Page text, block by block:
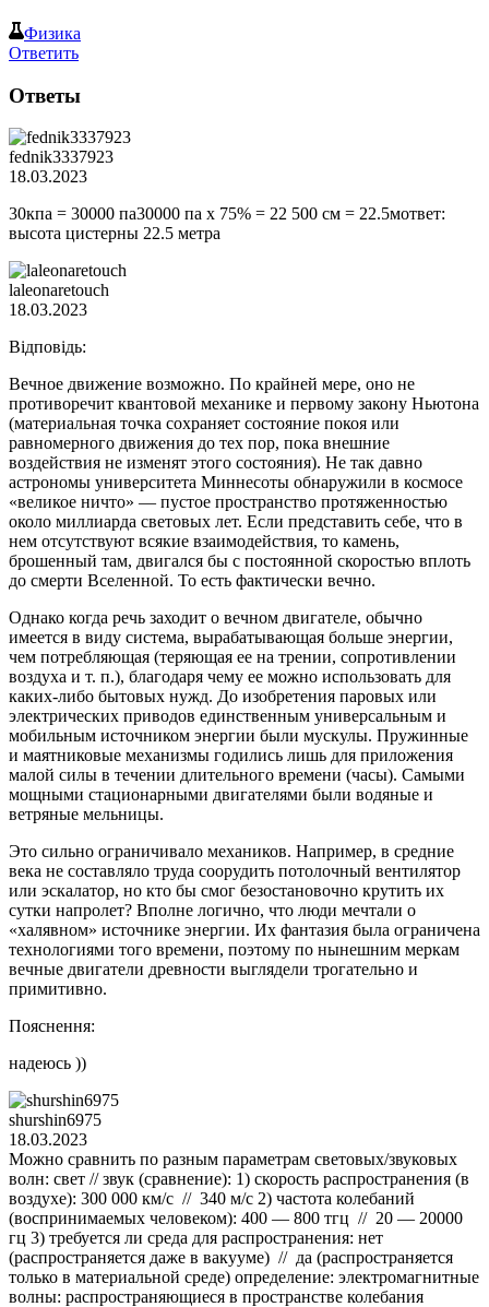
Физика
Ответить
Ответы
fednik3337923
18.03.2023
30кпа = 30000 па30000 па x 75% = 22 500 cм = 22.5мответ:
высота цистерны 22.5 метра
laleonaretouch
18.03.2023
Відповідь:
Вечное движение возможно. По крайней мере, оно не
противоречит квантовой механике и первому закону Ньютона
(материальная точка сохраняет состояние покоя или
равномерного движения до тех пор, пока внешние
воздействия не изменят этого состояния). Не так давно
астрономы университета Миннесоты обнаружили в космосе
«великое ничто» — пустое пространство протяженностью
около миллиарда световых лет. Если представить себе, что в
нем отсутствуют всякие взаимодействия, то камень,
брошенный там, двигался бы с постоянной скоростью вплоть
до смерти Вселенной. То есть фактически вечно.
Однако когда речь заходит о вечном двигателе, обычно
имеется в виду система, вырабатывающая больше энергии,
чем потребляющая (теряющая ее на трении, сопротивлении
воздуха и т. п.), благодаря чему ее можно использовать для
каких-либо бытовых нужд. До изобретения паровых или
электрических приводов единственным универсальным и
мобильным источником энергии были мускулы. Пружинные
и маятниковые механизмы годились лишь для приложения
малой силы в течении длительного времени (часы). Самыми
мощными стационарными двигателями были водяные и
ветряные мельницы.
Это сильно ограничивало механиков. Например, в средние
века не составляло труда соорудить потолочный вентилятор
или эскалатор, но кто бы смог безостановочно крутить их
сутки напролет? Вполне логично, что люди мечтали о
«халявном» источнике энергии. Их фантазия была ограничена
технологиями того времени, поэтому по нынешним меркам
вечные двигатели древности выглядели трогательно и
примитивно.
Пояснення:
надеюсь ))
shurshin6975
18.03.2023
Можно сравнить по разным параметрам световых/звуковых
волн: свет // звук (сравнение): 1) скорость распространения (в
воздухе): 300 000 км/с // 340 м/с 2) частота колебаний
(воспринимаемых человеком): 400 — 800 тгц // 20 — 20000
гц 3) требуется ли среда для распространения: нет
(распространяется даже в вакууме) // да (распространяется
только в материальной среде) определение: электромагнитные
волны: распространяющиеся в пространстве колебания